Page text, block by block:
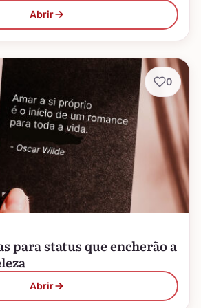
Abrir
para status que encherão a
Abrir
0